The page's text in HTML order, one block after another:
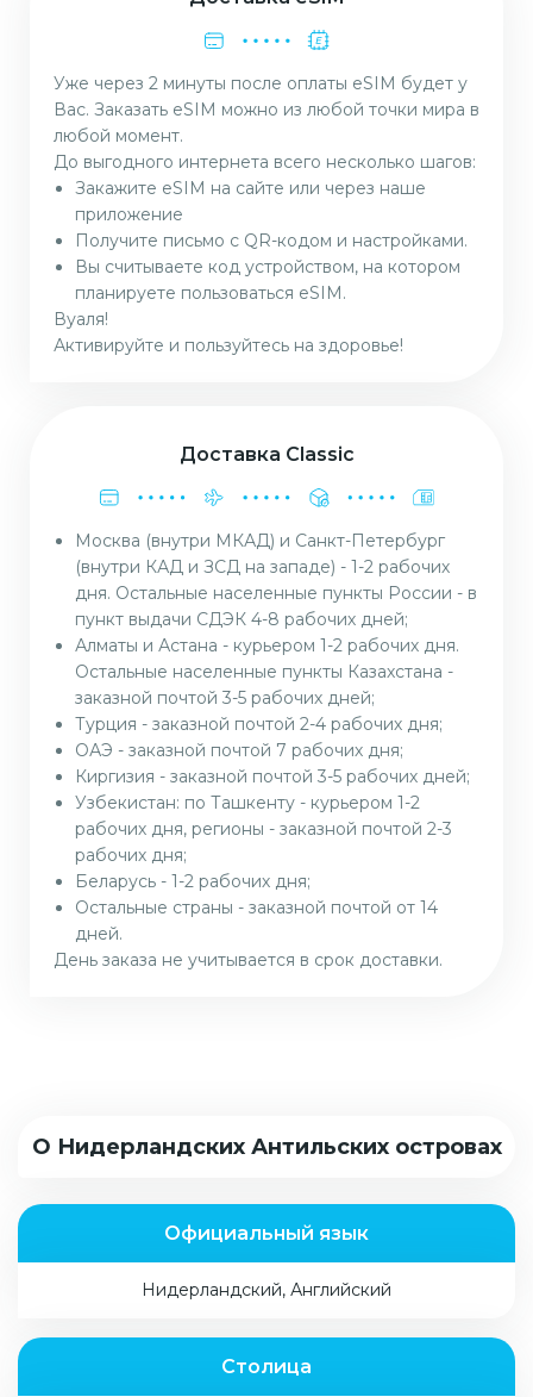
Уже через 2 минуты после оплаты eSIM будет у
Вас. Заказать eSIM можно из любой точки мира в
любой момент.
До выгодного интернета всего несколько шагов:
Закажите eSIM на сайте или через наше
приложение
Получите письмо с QR-кодом и настройками.
Вы считываете код устройством, на котором
планируете пользоваться eSIM.
Вуаля!
Активируйте и пользуйтесь на здоровье!
Доставка Classic
Москва (внутри МКАД) и Санкт-Петербург
(внутри КАД и ЗСД на западе) - 1-2 рабочих
дня. Остальные населенные пункты России - в
пункт выдачи СДЭК 4-8 рабочих дней;
Алматы и Астана - курьером 1-2 рабочих дня.
Остальные населенные пункты Казахстана -
заказной почтой 3-5 рабочих дней;
Турция - заказной почтой 2-4 рабочих дня;
ОАЭ - заказной почтой 7 рабочих дня;
Киргизия - заказной почтой 3-5 рабочих дней;
Узбекистан: по Ташкенту - курьером 1-2
рабочих дня, регионы - заказной почтой 2-3
рабочих дня;
Беларусь - 1-2 рабочих дня;
Остальные страны - заказной почтой от 14
дней.
День заказа не учитывается в срок доставки.
О Нидерландских Антильских островах
Официальный язык
Нидерландский, Английский
Столица